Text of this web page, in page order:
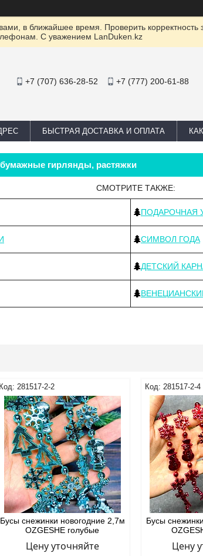
в ближайшее время. Проверить
С уважением LanDuken.kz
+7 (707) 636-28-52 +7 (777) 200-61-88
БЫСТРАЯ ДОСТАВКА И ОПЛАТА
гирлянды, растяжки
СМОТРИТЕ ТАКЖЕ:
ПОДАРОЧНАЯ
СИМВОЛ ГОДА
ДЕТСКИЙ
281517-2-2
Бусы снежинки новогодние 2,7м
OZGESHE голубые
Цену уточняйте
281517-2-4
Бусы
Цену